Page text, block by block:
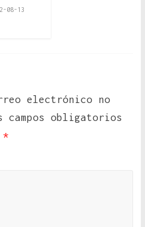
08-13
electrónico no
campos obligatorios
*